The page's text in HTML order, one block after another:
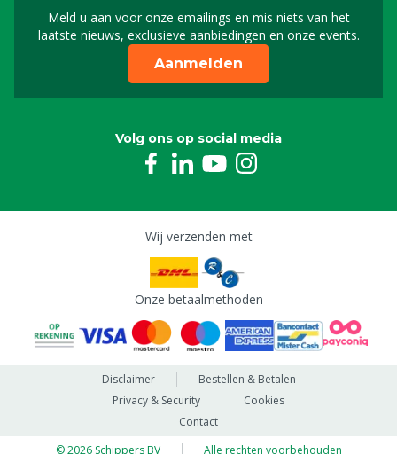
Meld u aan voor onze emailings en mis niets van het
laatste nieuws, exclusieve aanbiedingen en onze events.
Meld u aan voor onze
Aanmelden
Volg ons op social media
Wij verzenden met
Onze betaalmethoden
Disclaimer
Bestellen & Betalen
Privacy & Security
Cookies
Contact
© 2026 Schippers BV
Alle rechten voorbehouden